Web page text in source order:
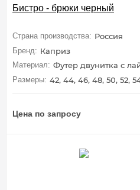
Бистро - брюки черный
Страна производства: Россия
Бренд: Каприз
Материал: Футер двунитка с
Размеры: 42, 44, 46, 48, 50, 52,
Цена по запросу